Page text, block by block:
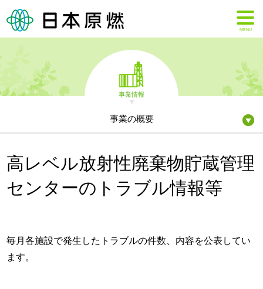
MENU
事業情報
事業の概要
高レベル放射性廃棄物貯蔵管理
センターのトラブル情報等
毎月各施設で発生したトラブルの件数、内容を公表してい
ます。